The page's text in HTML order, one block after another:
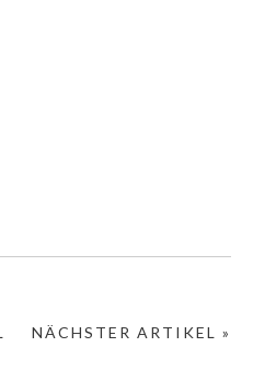
NÄCHSTER ARTIKEL »